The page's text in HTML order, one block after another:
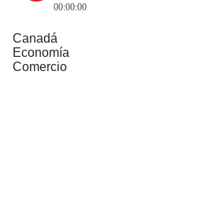
00:00:00
Canadá
Economía
Comercio